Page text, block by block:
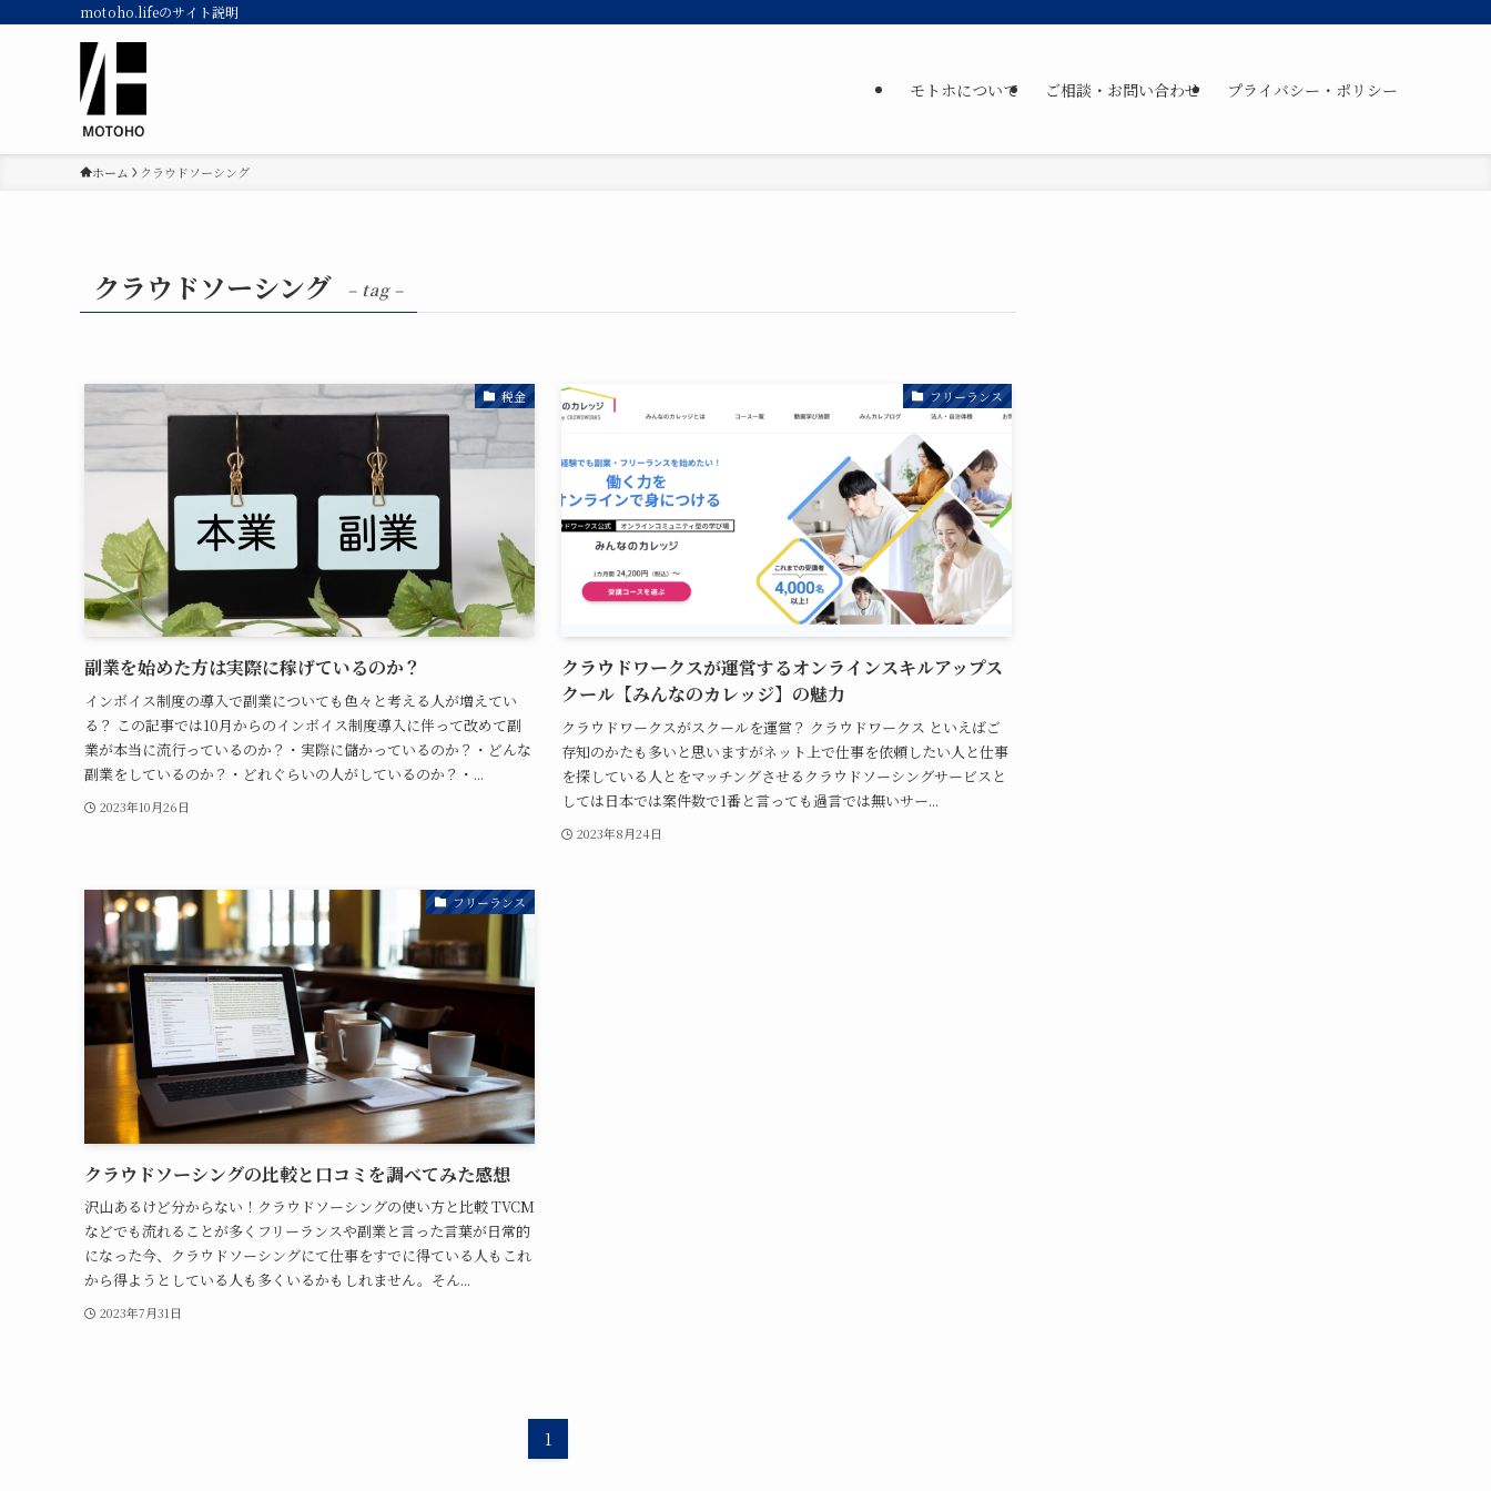
motoho.lifeのサイト説明
モトホについて ご相談・お問い合わせ プライバシー・ポリシー
ホーム クラウドソーシング
クラウドソーシング – tag –
税金
副業を始めた方は実際に稼げているのか？
インボイス制度の導入で副業についても色々と考える人が増えてい
る？ この記事では10月からのインボイス制度導入に伴って改めて副
業が本当に流行っているのか？・実際に儲かっているのか？・どんな
副業をしているのか？・どれぐらいの人がしているのか？・...
2023年10月26日
フリーランス
クラウドワークスが運営するオンラインスキルアップス
クール【みんなのカレッジ】の魅力
クラウドワークスがスクールを運営？ クラウドワークス といえばご
存知のかたも多いと思いますがネット上で仕事を依頼したい人と仕事
を探している人とをマッチングさせるクラウドソーシングサービスと
しては日本では案件数で1番と言っても過言では無いサー...
2023年8月24日
フリーランス
クラウドソーシングの比較と口コミを調べてみた感想
沢山あるけど分からない！クラウドソーシングの使い方と比較 TVCM
などでも流れることが多くフリーランスや副業と言った言葉が日常的
になった今、クラウドソーシングにて仕事をすでに得ている人もこれ
から得ようとしている人も多くいるかもしれません。そん...
2023年7月31日
1